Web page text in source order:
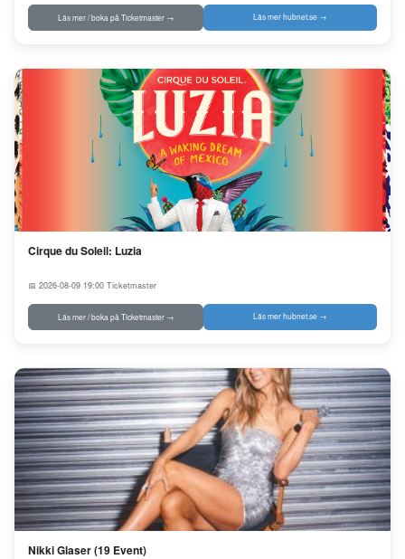
Läs mer / boka på Ticketmaster → Läs mer hubnet.se →
Cirque du Soleil: Luzia
📅 2026-08-09 19:00 Ticketmaster
Läs mer / boka på Ticketmaster → Läs mer hubnet.se →
Nikki Glaser (19 Event)